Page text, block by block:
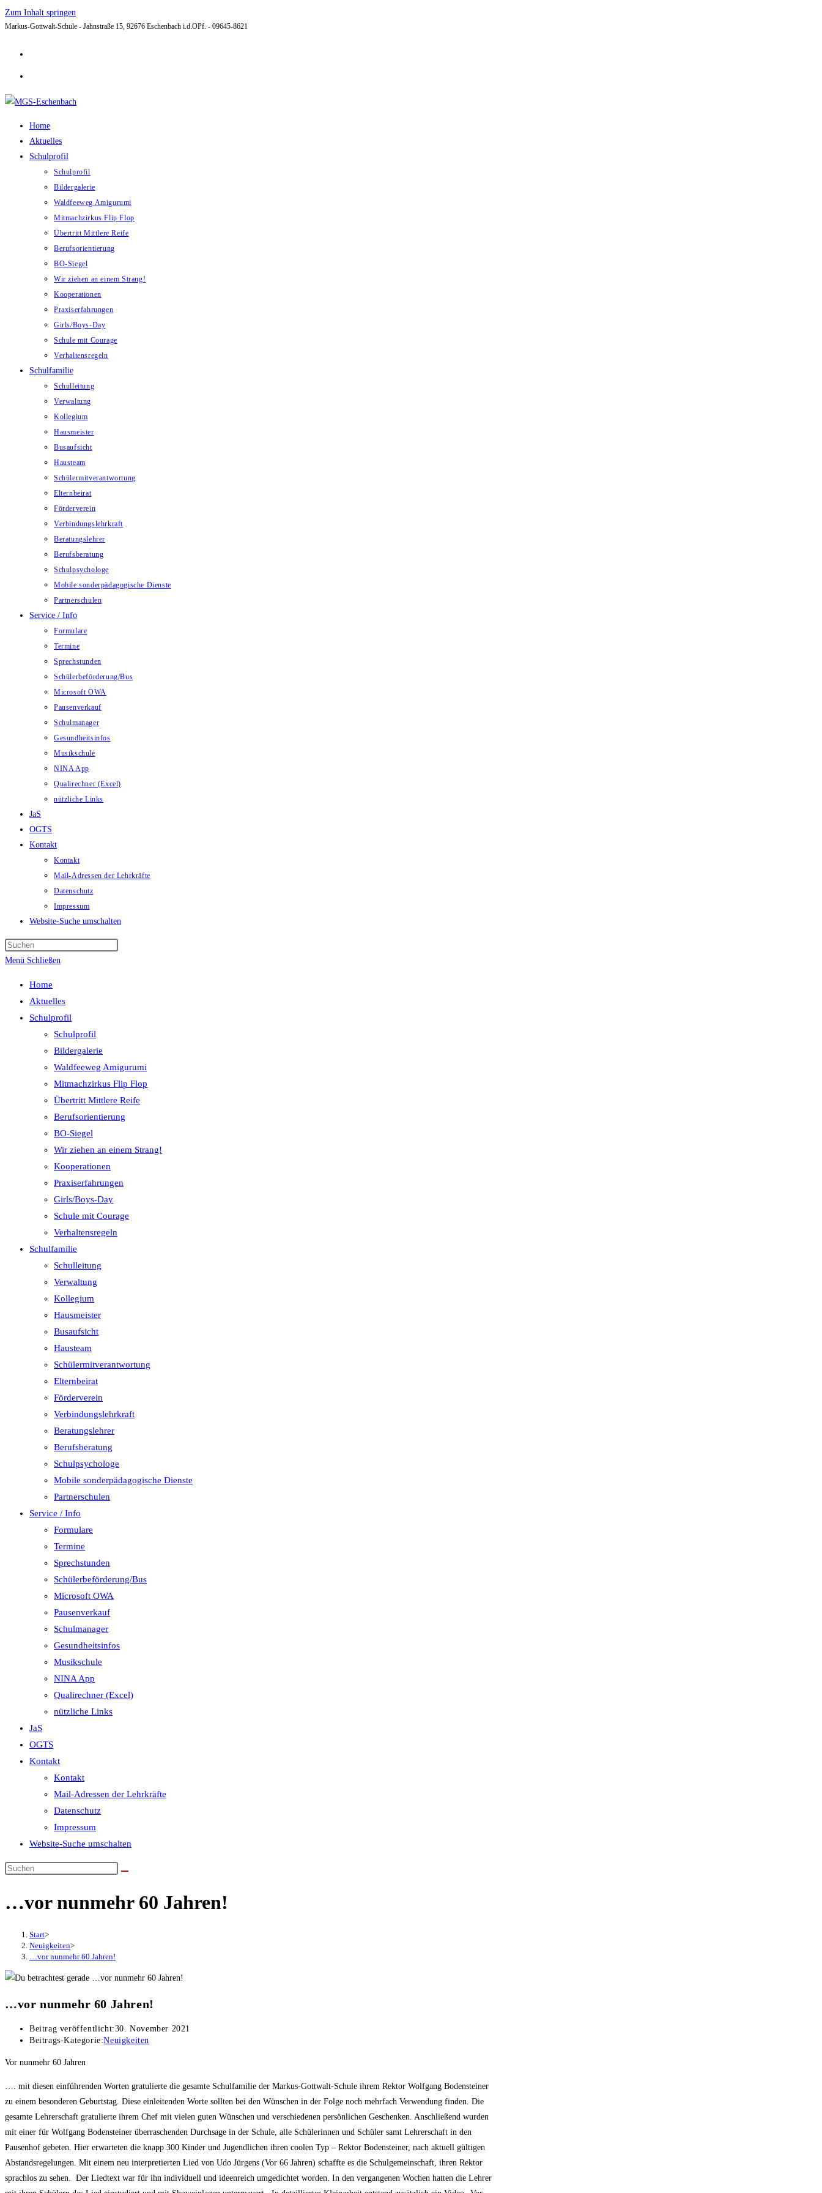
Zum Inhalt springen
Markus-Gottwalt-Schule - Jahnstraße 15, 92676 Eschenbach i.d.OPf. - 09645-8621
Home
Aktuelles
Schulprofil
Schulprofil
Bildergalerie
Waldfeeweg Amigurumi
Mitmachzirkus Flip Flop
Übertritt Mittlere Reife
Berufsorientierung
BO-Siegel
Wir ziehen an einem Strang!
Kooperationen
Praxiserfahrungen
Girls/Boys-Day
Schule mit Courage
Verhaltensregeln
Schulfamilie
Schulleitung
Verwaltung
Kollegium
Hausmeister
Busaufsicht
Hausteam
Schülermitverantwortung
Elternbeirat
Förderverein
Verbindungslehrkraft
Beratungslehrer
Berufsberatung
Schulpsychologe
Mobile sonderpädagogische Dienste
Partnerschulen
Service / Info
Formulare
Termine
Sprechstunden
Schülerbeförderung/Bus
Microsoft OWA
Pausenverkauf
Schulmanager
Gesundheitsinfos
Musikschule
NINA App
Qualirechner (Excel)
nützliche Links
JaS
OGTS
Kontakt
Kontakt
Mail-Adressen der Lehrkräfte
Datenschutz
Impressum
Website-Suche umschalten
Menü Schließen
Home
Aktuelles
Schulprofil
Schulprofil
Bildergalerie
Waldfeeweg Amigurumi
Mitmachzirkus Flip Flop
Übertritt Mittlere Reife
Berufsorientierung
BO-Siegel
Wir ziehen an einem Strang!
Kooperationen
Praxiserfahrungen
Girls/Boys-Day
Schule mit Courage
Verhaltensregeln
Schulfamilie
Schulleitung
Verwaltung
Kollegium
Hausmeister
Busaufsicht
Hausteam
Schülermitverantwortung
Elternbeirat
Förderverein
Verbindungslehrkraft
Beratungslehrer
Berufsberatung
Schulpsychologe
Mobile sonderpädagogische Dienste
Partnerschulen
Service / Info
Formulare
Termine
Sprechstunden
Schülerbeförderung/Bus
Microsoft OWA
Pausenverkauf
Schulmanager
Gesundheitsinfos
Musikschule
NINA App
Qualirechner (Excel)
nützliche Links
JaS
OGTS
Kontakt
Kontakt
Mail-Adressen der Lehrkräfte
Datenschutz
Impressum
Website-Suche umschalten
…vor nunmehr 60 Jahren!
Start>
Neuigkeiten>
…vor nunmehr 60 Jahren!
…vor nunmehr 60 Jahren!
Beitrag veröffentlicht:30. November 2021
Beitrags-Kategorie:Neuigkeiten
Vor nunmehr 60 Jahren
…. mit diesen einführenden Worten gratulierte die gesamte Schulfamilie der Markus-Gottwalt-Schule ihrem Rektor Wolfgang Bodensteiner
zu einem besonderen Geburtstag. Diese einleitenden Worte sollten bei den Wünschen in der Folge noch mehrfach Verwendung finden. Die
gesamte Lehrerschaft gratulierte ihrem Chef mit vielen guten Wünschen und verschiedenen persönlichen Geschenken. Anschließend wurden
mit einer für Wolfgang Bodensteiner überraschenden Durchsage in der Schule, alle Schülerinnen und Schüler samt Lehrerschaft in den
Pausenhof gebeten. Hier erwarteten die knapp 300 Kinder und Jugendlichen ihren coolen Typ – Rektor Bodensteiner, nach aktuell gültigen
Abstandsregelungen. Mit einem neu interpretierten Lied von Udo Jürgens (Vor 66 Jahren) schaffte es die Schulgemeinschaft, ihren Rektor
sprachlos zu sehen. Der Liedtext war für ihn individuell und ideenreich umgedichtet worden. In den vergangenen Wochen hatten die Lehrer